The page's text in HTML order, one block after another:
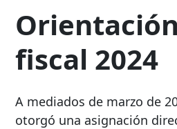
fiscal 2024
A mediados de marzo de
otorgó una asignación